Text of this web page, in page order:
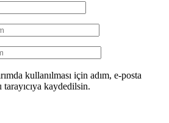
kullanılması için adım, e-posta
kaydedilsin.